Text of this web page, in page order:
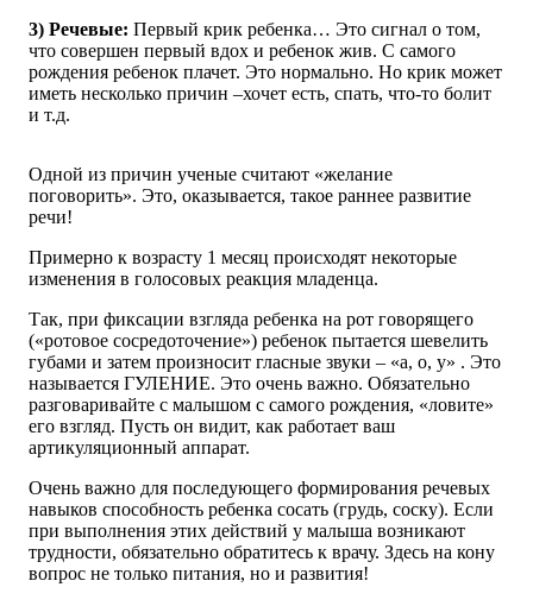
3) Речевые: Первый крик ребенка… Это сигнал о том,
что совершен первый вдох и ребенок жив. С самого
рождения ребенок плачет. Это нормально. Но крик может
иметь несколько причин –хочет есть, спать, что-то болит
и т.д.
Одной из причин ученые считают «желание
поговорить». Это, оказывается, такое раннее развитие
речи!
Примерно к возрасту 1 месяц происходят некоторые
изменения в голосовых реакция младенца.
Так, при фиксации взгляда ребенка на рот говорящего
(«ротовое сосредоточение») ребенок пытается шевелить
губами и затем произносит гласные звуки – «а, о, у» . Это
называется ГУЛЕНИЕ. Это очень важно. Обязательно
разговаривайте с малышом с самого рождения, «ловите»
его взгляд. Пусть он видит, как работает ваш
артикуляционный аппарат.
Очень важно для последующего формирования речевых
навыков способность ребенка сосать (грудь, соску). Если
при выполнения этих действий у малыша возникают
трудности, обязательно обратитесь к врачу. Здесь на кону
вопрос не только питания, но и развития!